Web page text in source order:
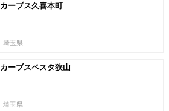
カーブス久喜本町
埼玉県
カーブスベスタ狭山
埼玉県